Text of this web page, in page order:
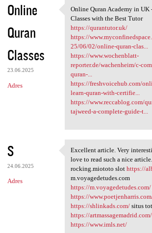
Online
Quran
Classes
23.06.2025
Adres
Online Quran Academy
Online Quran Academy in UK
Classes with the Best Tutor
https://qurantutor.uk/
https://
25/06/02/online-quran-clas...
https://www.wochenblatt-
reporter.de/wachenheim/c-
quran-...
https://freshvoicehub.com/
learn-quran-with-certifie...
https://www.reccablog.com/
tajweed-a-complete-guide-t...
S
24.06.2025
Adres
Excellent article. Very
Excellent article. Very
love to read such a nice
rocking.miototo slot https://
m.voyagedetudes.com
https://m.voyagedetudes.com/
https://
https://shlinkads.com/situs
https://artmassagemadrid.com/
https://www.imls.net/